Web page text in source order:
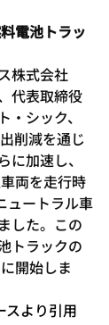
電池トラッ
株式会社
代表取締役
シック、
削減を通じ
加速し、
両を走行時
ュートラル車
した。この
トラックの
開始しま
より引用